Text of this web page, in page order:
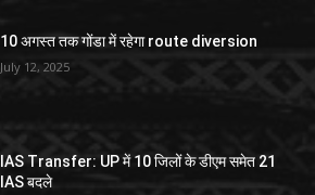
10 अगस्त तक गोंडा में रहेगा route diversion
July 12, 2025
IAS Transfer: UP में 10 जिलों के डीएम समेत 21
IAS बदले